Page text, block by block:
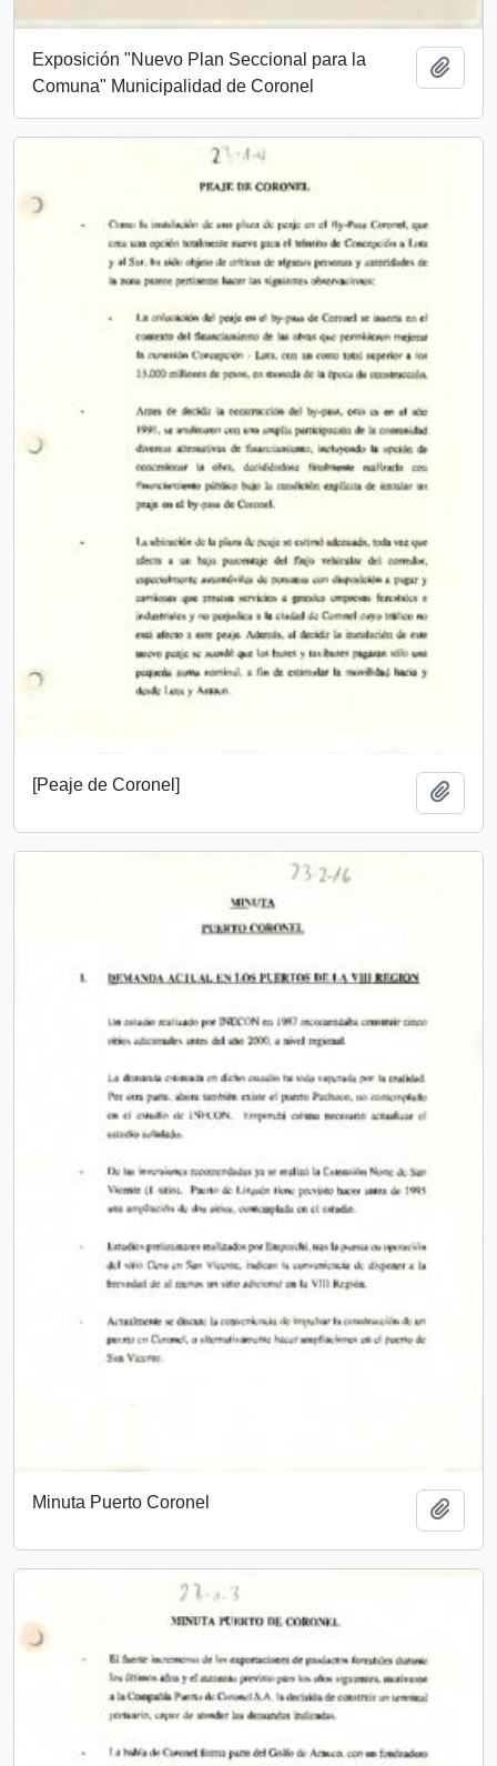
Exposición "Nuevo Plan Seccional para la
Comuna" Municipalidad de Coronel
[Peaje de Coronel]
Minuta Puerto Coronel